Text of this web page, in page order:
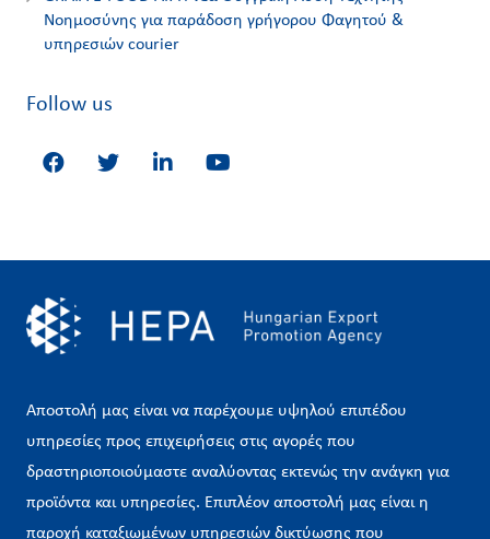
Νοημοσύνης για παράδοση γρήγορου Φαγητού &
υπηρεσιών courier
Follow us
Αποστολή μας είναι να παρέχουμε υψηλού επιπέδου
υπηρεσίες προς επιχειρήσεις στις αγορές που
δραστηριοποιούμαστε αναλύοντας εκτενώς την ανάγκη για
προϊόντα και υπηρεσίες. Επιπλέον αποστολή μας είναι η
παροχή καταξιωμένων υπηρεσιών δικτύωσης που